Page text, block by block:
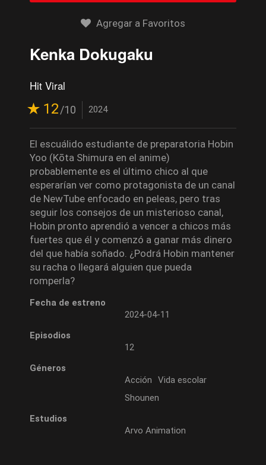
Agregar a Favoritos
Kenka Dokugaku
Hit Viral
12/10 2024
El escuálido estudiante de preparatoria Hobin
Yoo (Kōta Shimura en el anime)
probablemente es el último chico al que
esperarían ver como protagonista de un canal
de NewTube enfocado en peleas, pero tras
seguir los consejos de un misterioso canal,
Hobin pronto aprendió a vencer a chicos más
fuertes que él y comenzó a ganar más dinero
del que había soñado. ¿Podrá Hobin mantener
su racha o llegará alguien que pueda
romperla?
Fecha de estreno
2024-04-11
Episodios
12
Géneros
Acción
Vida escolar
Shounen
Estudios
Arvo Animation